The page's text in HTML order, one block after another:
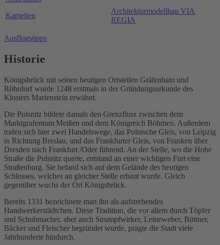
Kamelien
Architekturmodellbau VIA
REGIA
Ausflugstipps
Historie
Königsbrück mit seinen heutigen Ortsteilen Gräfenhain und
Röhrdorf wurde 1248 erstmals in der Gründungsurkunde des
Klosters Marienstein erwähnt.
Die Pulsnitz bildete damals den Grenzfluss zwischen dem
Marktgrafentum Meißen und dem Königreich Böhmen. Außerdem
trafen sich hier zwei Handelswege, das Polnische Gleis, von Leipzig
in Richtung Breslau, und das Frankfurter Gleis, von Franken über
Dresden nach Frankfurt /Oder führend. An der Stelle, wo die Hohe
Straße die Pulsnitz querte, entstand an einer wichtigen Furt eine
Straßenburg. Sie befand sich auf dem Gelände des heutigen
Schlosses, welches an gleicher Stelle erbaut wurde. Gleich
gegenüber wuchs der Ort Königsbrück.
Bereits 1331 bezeichnete man ihn als aufstrebendes
Handwerkerstädtchen. Diese Tradition, die vor allem durch Töpfer
und Schuhmacher, aber auch Strumpfwirker, Leineweber, Büttner,
Bäcker und Fleischer begründet wurde, prägte die Stadt viele
Jahrhunderte hindurch.